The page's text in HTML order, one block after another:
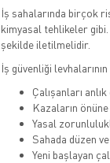
İş sahalarında birçok
kimyasal tehlikeler
şekilde iletilmelidir.
İş güvenliği
Çalışanları
Kazaların
Yasal
Sahada düzen
Yeni başlayan